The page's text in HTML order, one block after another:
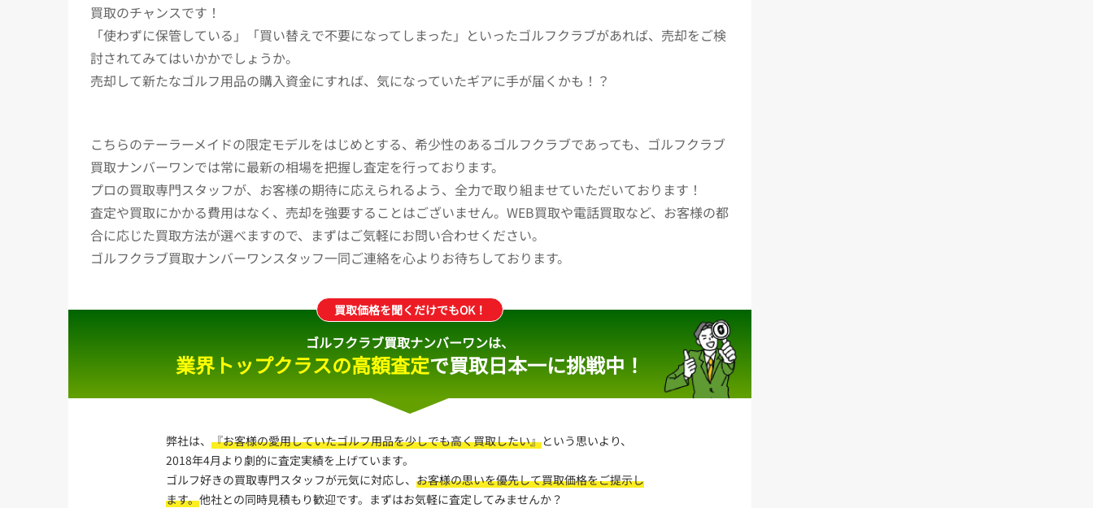
買取のチャンスです！
「使わずに保管している」「買い替えで不要になってしまった」といったゴルフクラブがあれば、売却をご検
討されてみてはいかかでしょうか。
売却して新たなゴルフ用品の購入資金にすれば、気になっていたギアに手が届くかも！？
こちらのテーラーメイドの限定モデルをはじめとする、希少性のあるゴルフクラブであっても、ゴルフクラブ
買取ナンバーワンでは常に最新の相場を把握し査定を行っております。
プロの買取専門スタッフが、お客様の期待に応えられるよう、全力で取り組ませていただいております！
査定や買取にかかる費用はなく、売却を強要することはございません。WEB買取や電話買取など、お客様の都
合に応じた買取方法が選べますので、まずはご気軽にお問い合わせください。
ゴルフクラブ買取ナンバーワンスタッフ一同ご連絡を心よりお待ちしております。
買取価格を聞くだけでもOK！
ゴルフクラブ買取ナンバーワンは、
業界トップクラスの高額査定で買取日本一に挑戦中！
弊社は、 『お客様の愛用していたゴルフ用品を少しでも高く買取したい』という思いより、
2018年4月より劇的に査定実績を上げています。
ゴルフ好きの買取専門スタッフが元気に対応し、 お客様の思いを優先して買取価格をご提示し
ます。他社との同時見積もり歓迎です。まずはお気軽に査定してみませんか？